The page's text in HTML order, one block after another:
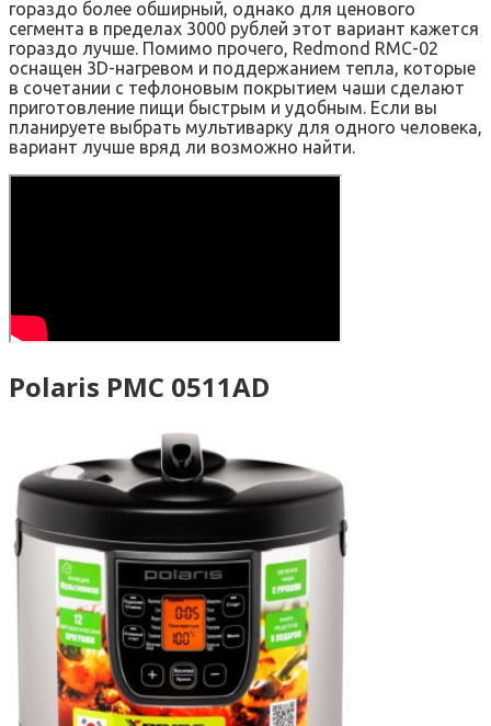
гораздо более обширный, однако для ценового
сегмента в пределах 3000 рублей этот вариант кажется
гораздо лучше. Помимо прочего, Redmond RMC-02
оснащен 3D-нагревом и поддержанием тепла, которые
в сочетании с тефлоновым покрытием чаши сделают
приготовление пищи быстрым и удобным. Если вы
планируете выбрать мультиварку для одного человека,
вариант лучше вряд ли возможно найти.
Polaris PMC 0511AD